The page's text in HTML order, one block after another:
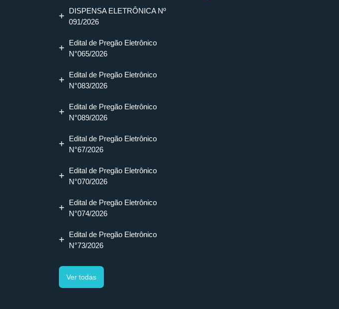
DISPENSA ELETRÔNICA Nº
091/2026
Edital de Pregão Eletrônico
N°065/2026
Edital de Pregão Eletrônico
N°083/2026
Edital de Pregão Eletrônico
N°089/2026
Edital de Pregão Eletrônico
N°67/2026
Edital de Pregão Eletrônico
N°070/2026
Edital de Pregão Eletrônico
N°074/2026
Edital de Pregão Eletrônico
N°73/2026
Ver todas